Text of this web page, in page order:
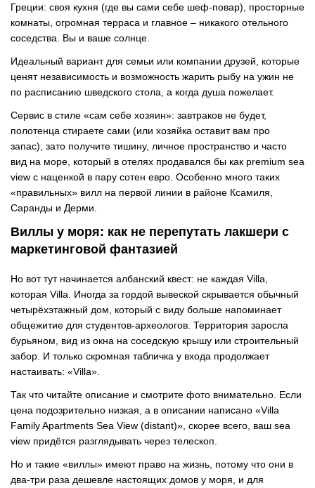
Греции: своя кухня (где вы сами себе шеф-повар), просторные
комнаты, огромная терраса и главное – никакого отельного
соседства. Вы и ваше солнце.
Идеальный вариант для семьи или компании друзей, которые
ценят независимость и возможность жарить рыбу на ужин не
по расписанию шведского стола, а когда душа пожелает.
Сервис в стиле «сам себе хозяин»: завтраков не будет,
полотенца стираете сами (или хозяйка оставит вам про
запас), зато получите тишину, личное пространство и часто
вид на море, который в отелях продавался бы как premium sea
view с наценкой в пару сотен евро. Особенно много таких
«правильных» вилл на первой линии в районе Ксамиля,
Саранды и Дерми.
Виллы у моря: как не перепутать лакшери с
маркетинговой фантазией
Но вот тут начинается албанский квест: не каждая Villa,
которая Villa. Иногда за гордой вывеской скрывается обычный
четырёхэтажный дом, который с виду больше напоминает
общежитие для студентов-археологов. Территория заросла
бурьяном, вид из окна на соседскую крышу или строительный
забор. И только скромная табличка у входа продолжает
настаивать: «Villa».
Так что читайте описание и смотрите фото внимательно. Если
цена подозрительно низкая, а в описании написано «Villa
Family Apartments Sea View (distant)», скорее всего, ваш sea
view придётся разглядывать через телескоп.
Но и такие «виллы» имеют право на жизнь, потому что они в
два-три раза дешевле настоящих домов у моря, и для